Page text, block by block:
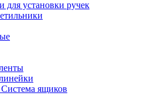
установки ручек
Система ящиков